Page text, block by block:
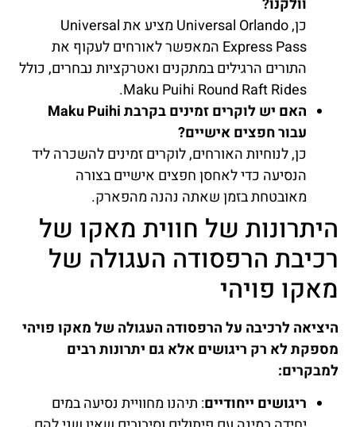
כן, Universal Orlando מציע את Universal
Express Pass המאפשר לאורחים לעקוף את
התורים הרגילים במתקנים ואטרקציות נבחרים, כולל
Maku Puihi Round Raft Rides.
האם יש לוקרים זמינים בקרבת Maku Puihi
עבור חפצים אישיים?
כן, לנוחיות האורחים, לוקרים זמינים להשכרה ליד
הנסיעה כדי לאחסן חפצים אישיים בצורה
מאובטחת בזמן שאתה נהנה מהפארק.
היתרונות של חווית מאקו של
רכיבת הרפסודה העגולה של
מאקו פויהי
היציאה לרכיבה על הרפסודה העגולה של מאקו פויהי
מספקת לא רק ריגושים אלא גם יתרונות רבים
למבקרים:
ריגושים ייחודיים: תיהנו מחוויית נסיעה במים